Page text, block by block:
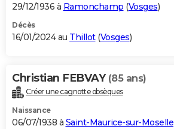
29/12/1936 à Ramonchamp (Vosges)
Décès
16/01/2024 au Thillot(Vosges)
Christian FEBVAY (85 ans)
Créer une cagnotte obsèques
Naissance
06/07/1938 à Saint-Maurice-sur-Moselle